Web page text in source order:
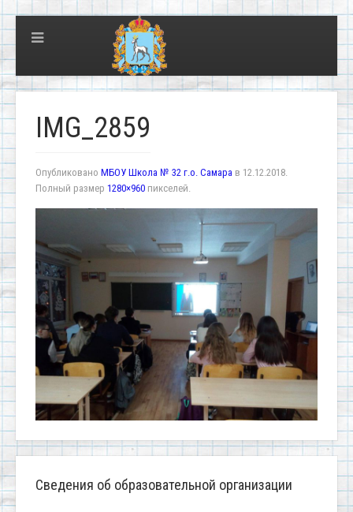
IMG_2859
Опубликовано МБОУ Школа № 32 г.о. Самара в 12.12.2018.
Полный размер 1280×960 пикселей.
Сведения об образовательной организации